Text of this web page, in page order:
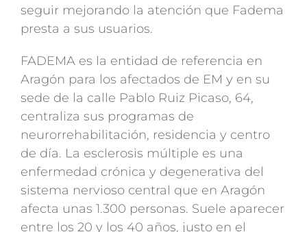
seguir mejorando la atención que Fadema
presta a sus usuarios.
FADEMA es la entidad de referencia en
Aragón para los afectados de EM y en su
sede de la calle Pablo Ruiz Picaso, 64,
centraliza sus programas de
neurorrehabilitación, residencia y centro
de día. La esclerosis múltiple es una
enfermedad crónica y degenerativa del
sistema nervioso central que en Aragón
afecta unas 1.300 personas. Suele aparecer
entre los 20 y los 40 años, justo en el